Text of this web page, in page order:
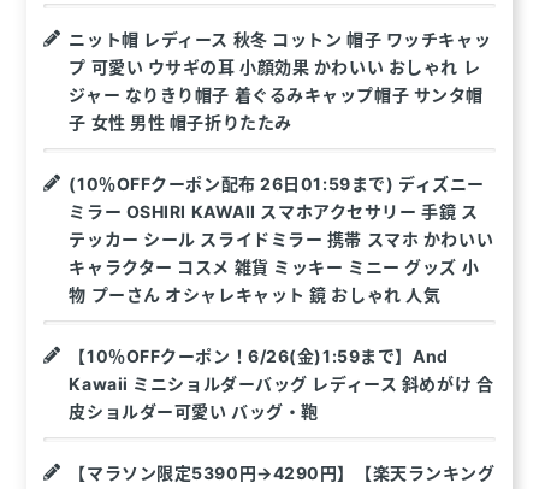
ニット帽 レディース 秋冬 コットン 帽子 ワッチキャッ
プ 可愛い ウサギの耳 小顔効果 かわいい おしゃれ レ
ジャー なりきり帽子 着ぐるみキャップ帽子 サンタ帽
子 女性 男性 帽子折りたたみ
(10％OFFクーポン配布 26日01:59まで) ディズニー
ミラー OSHIRI KAWAII スマホアクセサリー 手鏡 ス
テッカー シール スライドミラー 携帯 スマホ かわいい
キャラクター コスメ 雑貨 ミッキー ミニー グッズ 小
物 プーさん オシャレキャット 鏡 おしゃれ 人気
【10％OFFクーポン！6/26(金)1:59まで】And
Kawaii ミニショルダーバッグ レディース 斜めがけ 合
皮ショルダー可愛い バッグ・鞄
【マラソン限定5390円→4290円】【楽天ランキング